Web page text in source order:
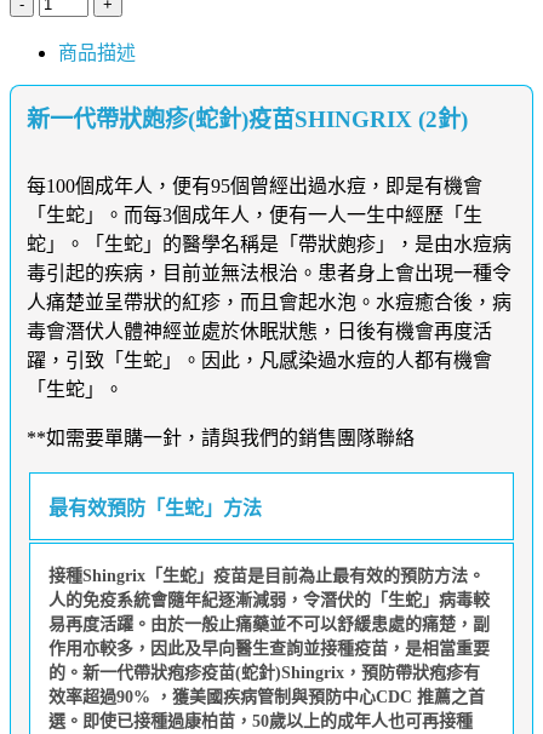
商品描述
新一代帶狀皰疹(蛇針)疫苗SHINGRIX (2針)
每100個成年人，便有95個曾經出過水痘，即是有機會
「生蛇」。而每3個成年人，便有一人一生中經歷「生
蛇」。「生蛇」的醫學名稱是「帶狀皰疹」，是由水痘病
毒引起的疾病，目前並無法根治。患者身上會出現一種令
人痛楚並呈帶狀的紅疹，而且會起水泡。水痘癒合後，病
毒會潛伏人體神經並處於休眠狀態，日後有機會再度活
躍，引致「生蛇」。因此，凡感染過水痘的人都有機會
「生蛇」。
**如需要單購一針，請與我們的銷售團隊聯絡
最有效預防「生蛇」方法
接種Shingrix「生蛇」疫苗是目前為止最有效的預防方法。
人的免疫系統會隨年紀逐漸減弱，令潛伏的「生蛇」病毒較
易再度活躍。由於一般止痛藥並不可以舒緩患處的痛楚，副
作用亦較多，因此及早向醫生查詢並接種疫苗，是相當重要
的。新一代帶狀疱疹疫苗(蛇針)Shingrix，預防帶狀疱疹有
效率超過90% ，獲美國疾病管制與預防中心CDC 推薦之首
選。即使已接種過康柏苗，50歲以上的成年人也可再接種